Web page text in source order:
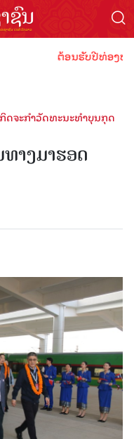
ຕ້ອນຮັບປີທ່ອງທ່ຽວ
ດຈະກຳວັດທະນະທໍາບຸນກຸດ
າງມາຮອດ